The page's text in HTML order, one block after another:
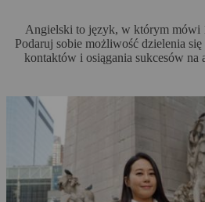
Angielski to język, w którym mówi
Podaruj sobie możliwość dzielenia
kontaktów i osiągania sukcesów na